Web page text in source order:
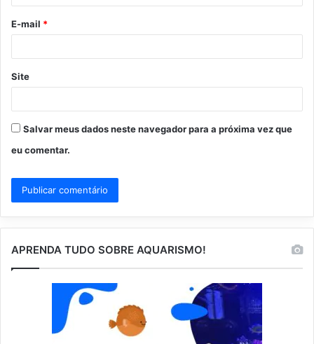
*
E-mail *
Site
Salvar meus dados neste navegador para a próxima vez que
eu comentar.
APRENDA TUDO SOBRE AQUARISMO!